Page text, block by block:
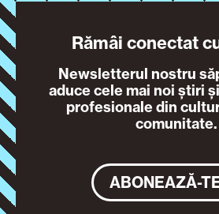
Rămâi conectat
Newsletterul nostru
aduce cele mai noi știri
profesionale din
comunitate.
ABONEAZĂ-